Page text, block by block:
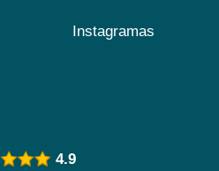
Instagramas
4.9